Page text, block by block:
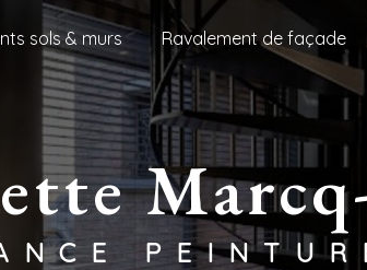
sols & murs Ravalement de façade